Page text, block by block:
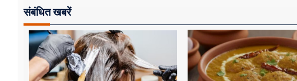
संबंधित खबरें